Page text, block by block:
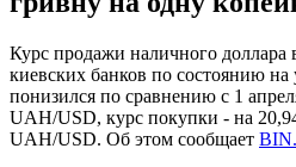
Курс продажи наличного
киевских банков по состоянию на
понизился по сравнению с 1
UAH/USD, курс покупки - на
UAH/USD. Об этом сообщает